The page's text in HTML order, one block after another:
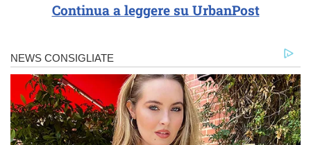
Continua a leggere su UrbanPost